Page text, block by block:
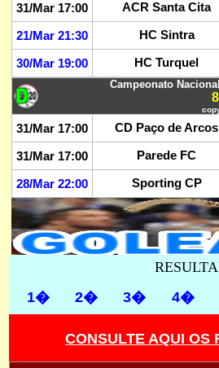
31/Mar 17:00 ACR Santa Cita
21/Mar 21:30 HC Sintra
30/Mar 19:00 HC Turquel
Campeonato
31/Mar 17:00 CD Paço de Arcos
31/Mar 17:00 Parede FC
28/Mar 22:00 Sporting CP
1�
2� 3� 4�
CONSULTE AQUI